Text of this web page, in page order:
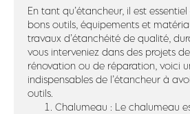
En tant qu’étancheur, il est
bons outils, équipements et
travaux d’étanchéité de qualité,
vous interveniez dans des projets
rénovation ou de réparation, voici
indispensables de l’étancheur à
outils.
Chalumeau : Le chalumeau